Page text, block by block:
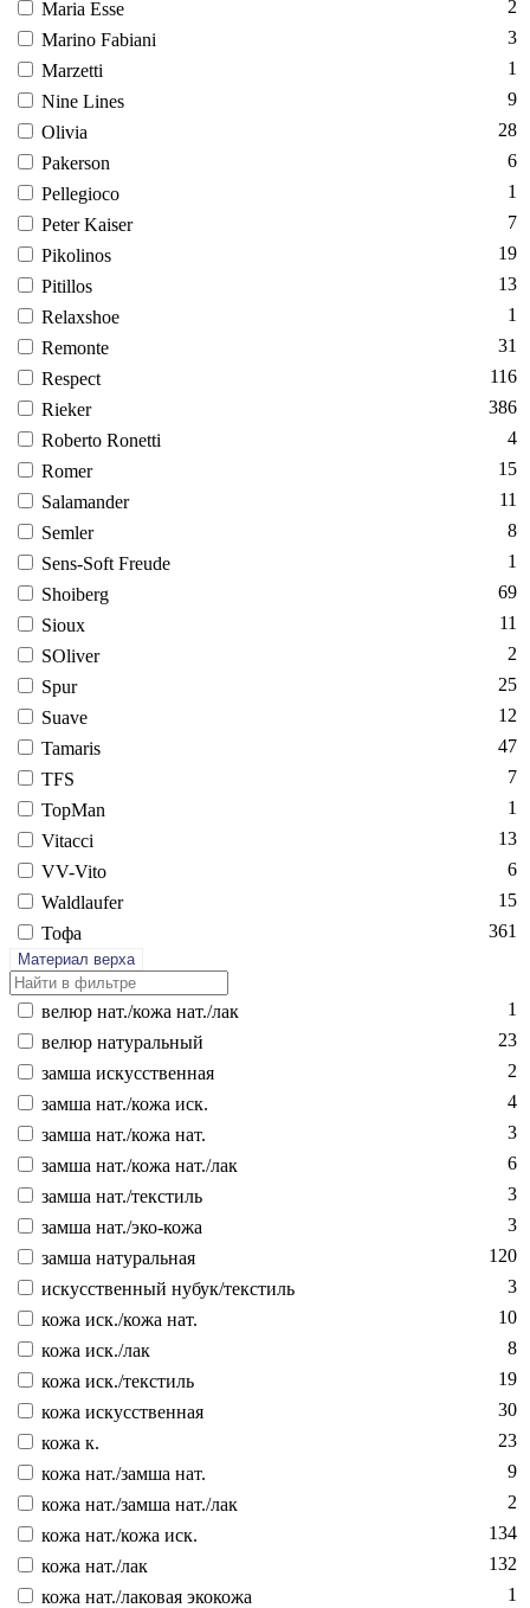
Ma­ria Es­se
2
Ma­rino Fa­bi­ani
3
Mar­zetti
1
Ni­ne Li­nes
9
Oli­via
28
Pa­ker­son
6
Pel­le­gi­oco
1
Pe­ter Ka­iser
7
Pi­koli­nos
19
Pi­til­los
13
Re­laxs­hoe
1
Re­mon­te
31
Res­pect
116
Ri­eker
386
Ro­ber­to Ro­net­ti
4
Ro­mer
15
Sa­laman­der
11
Sem­ler
8
Sens-Soft Fre­ude
1
Sho­iberg
69
Si­oux
11
SO­liver
2
Spur
25
Su­ave
12
Ta­maris
47
TFS
7
Top­Man
1
Vi­tac­ci
13
VV-Vi­to
6
Wald­la­ufer
15
То­фа
361
Материал верха
ве­люр нат./ко­жа нат./лак
1
ве­люр на­тураль­ный
23
зам­ша ис­кусс­твен­ная
2
зам­ша нат./ко­жа иск.
4
зам­ша нат./ко­жа нат.
3
зам­ша нат./ко­жа нат./лак
6
зам­ша нат./текс­тиль
3
зам­ша нат./эко-ко­жа
3
зам­ша на­тураль­ная
120
ис­кусс­твен­ный ну­бук/текс­тиль
3
ко­жа иск./ко­жа нат.
10
ко­жа иск./лак
8
ко­жа иск./текс­тиль
19
ко­жа ис­кусс­твен­ная
30
ко­жа к.
23
ко­жа нат./зам­ша нат.
9
ко­жа нат./зам­ша нат./лак
2
ко­жа нат./ко­жа иск.
134
ко­жа нат./лак
132
ко­жа нат./ла­ковая эко­кожа
1